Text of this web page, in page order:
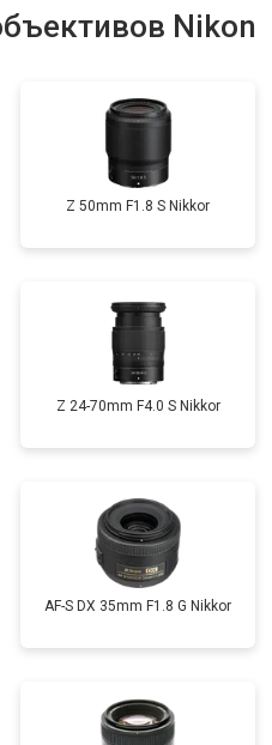
Nikon
Z 50mm F1.8 S Nikkor
Z 24-70mm F4.0 S Nikkor
AF-S DX 35mm F1.8 G Nikkor